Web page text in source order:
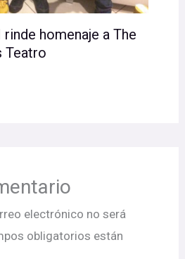
homenaje a The
Teatro
electrónico no será
obligatorios están